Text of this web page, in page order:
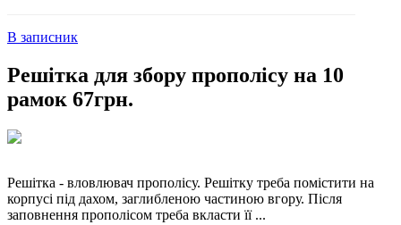
В записник
Решітка для збору прополісу на 10
рамок 67грн.
Решітка - вловлювач прополісу. Решітку треба помістити на
корпусі під дахом, заглибленою частиною вгору. Після
заповнення прополісом треба вкласти її ...